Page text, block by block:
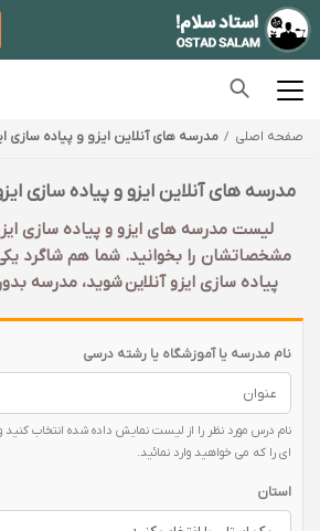
صفحه اصلی مدرسه های آنلاین ایزو و پیاده سازی
مدرسه های آنلاین ایزو و پیاده سازی
لیست مدرسه های ایزو و پیاده سازی ایزو
مشخصاتشان را بخوانید. شما هم شاگرد
پیاده سازی ایزو آنلاین شوید، مدرسه
نام مدرسه یا آموزشگاه یا رشته درسی
نام درس مورد نظر را از لیست نمایش داده شده انتخاب کنید
ای را که می خواهید وارد نمائید.
استان